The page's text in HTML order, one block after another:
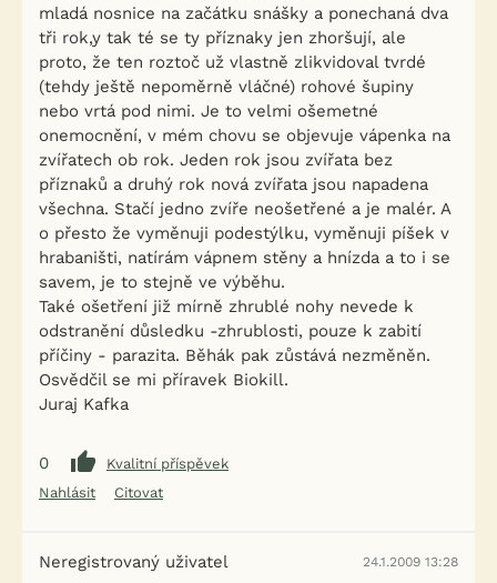
mladá nosnice na začátku snášky a ponechaná dva
tři rok,y tak té se ty příznaky jen zhoršují, ale
proto, že ten roztoč už vlastně zlikvidoval tvrdé
(tehdy ještě nepoměrně vláčné) rohové šupiny
nebo vrtá pod nimi. Je to velmi ošemetné
onemocnění, v mém chovu se objevuje vápenka na
zvířatech ob rok. Jeden rok jsou zvířata bez
příznaků a druhý rok nová zvířata jsou napadena
všechna. Stačí jedno zvíře neošetřené a je malér. A
o přesto že vyměnuji podestýlku, vyměnuji píšek v
hrabaništi, natírám vápnem stěny a hnízda a to i se
savem, je to stejně ve výběhu.
Také ošetření již mírně zhrublé nohy nevede k
odstranění důsledku -zhrublosti, pouze k zabití
příčiny - parazita. Běhák pak zůstává nezměněn.
Osvědčil se mi příravek Biokill.
Juraj Kafka
0
Kvalitní příspěvek
Nahlásit
Citovat
Neregistrovaný uživatel 24.1.2009 13:28